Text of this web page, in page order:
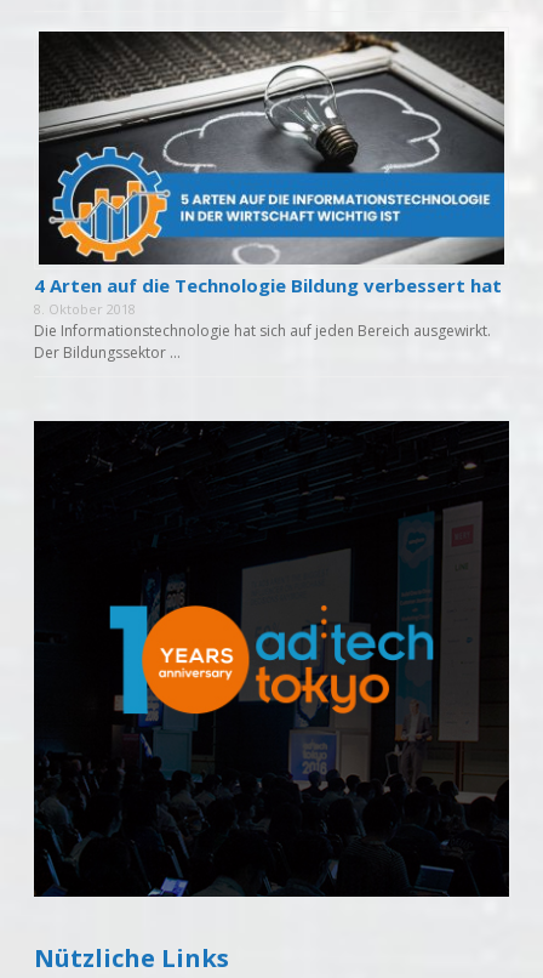
4 Arten auf die Technologie Bildung verbessert hat
8. Oktober 2018
Die Informationstechnologie hat sich auf jeden Bereich ausgewirkt.
Der Bildungssektor …
Nützliche Links